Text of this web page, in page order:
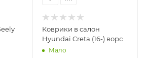
Коврики в салон
Hyundai Creta (16-) ворс
Мало